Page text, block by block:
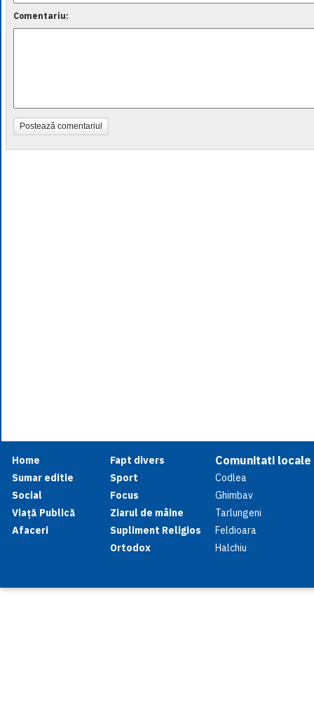
Comentariu:
Postează comentariul
Home
Sumar editie
Social
Viață Publică
Afaceri
Fapt divers
Sport
Focus
Ziarul de mâine
Supliment Religios
Ortodox
Comunitati locale
Codlea
Ghimbav
Tarlungeni
Feldioara
Halchiu